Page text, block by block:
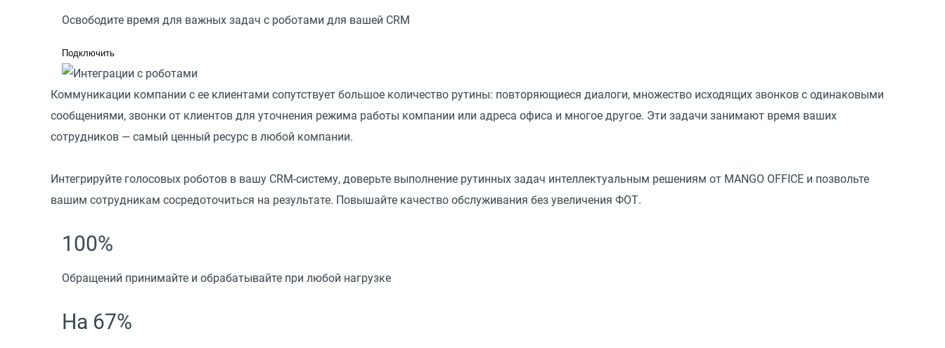
Освободите время для важных задач с роботами для вашей CRM
Подключить
Коммуникации компании с ее клиентами сопутствует большое количество рутины: повторяющиеся диалоги, множество исходящих звонков с одинаковыми
сообщениями, звонки от клиентов для уточнения режима работы компании или адреса офиса и многое другое. Эти задачи занимают время ваших
сотрудников — самый ценный ресурс в любой компании.
Интегрируйте голосовых роботов в вашу CRM-систему, доверьте выполнение рутинных задач интеллектуальным решениям от MANGO OFFICE и позвольте
вашим сотрудникам сосредоточиться на результате. Повышайте качество обслуживания без увеличения ФОТ.
100%
Обращений принимайте и обрабатывайте при любой нагрузке
На 67%